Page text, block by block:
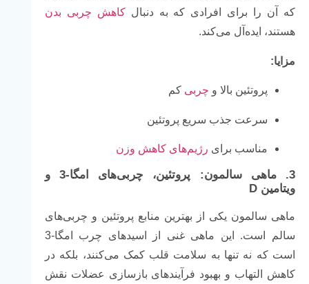
که آن را برای افرادی که به دنبالکاهش چربی بدن
هستند، ایده‌آل می‌کند.
مزایا:
پروتئین بالا و چربی کم
سرعت جذب سریع پروتئین
مناسب برای رژیم‌های کاهش وزن
3.
ماهی سالمون: پروتئین، چربی‌های امگا-3 و
ویتامین D
ماهی سالمون یکی از بهترین منابع پروتئین و چربی‌های
سالم است. این ماهی غنی از اسیدهای چرب امگا-3
است که نه تنها به سلامت قلب کمک می‌کنند، بلکه در
کاهش التهاب و بهبود فرآیندهای بازسازی عضلات نقش